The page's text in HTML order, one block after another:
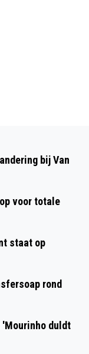
bij Van
voor totale
staat op
rond
'Mourinho duldt